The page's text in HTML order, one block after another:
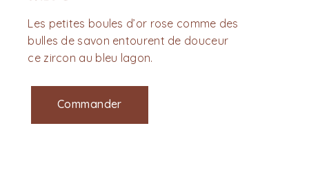
Les petites boules d’or rose comme des
bulles de savon entourent de douceur
ce zircon au bleu lagon.
Commander